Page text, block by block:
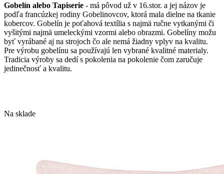
Gobelín alebo Tapiserie - má pôvod už v 16.stor. a jej názov je
podľa francúzkej rodiny Gobelinovcov, ktorá mala dielne na tkanie
kobercov. Gobelín je poťahová textília s najmä ručne vytkanými či
vyšitými najmä umeleckými vzormi alebo obrazmi. Gobelíny možu
byť vyrábané aj na strojoch čo ale nemá žiadny vplyv na kvalitu.
Pre výrobu gobelínu sa používajú len vybrané kvalitné materialy.
Tradicia výroby sa dedí s pokolenia na pokolenie čom zaručuje
jedinečnosť a kvalitu.
Na sklade